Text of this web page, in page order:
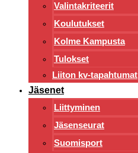
Valintakriteerit
Koulutukset
Kolme Kampusta
Tulokset
Liiton kv-tapahtumat
Jäsenet
Liittyminen
Jäsenseurat
Suomisport